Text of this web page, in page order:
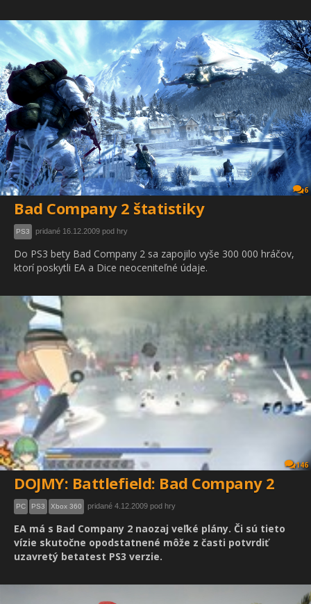
6
Bad Company 2 štatistiky
PS3 pridané 16.12.2009 pod hry
Do PS3 bety Bad Company 2 sa zapojilo vyše 300 000 hráčov,
ktorí poskytli EA a Dice neoceniteľné údaje.
146
DOJMY: Battlefield: Bad Company 2
PC PS3 Xbox 360 pridané 4.12.2009 pod hry
EA má s Bad Company 2 naozaj veľké plány. Či sú tieto
vízie skutočne opodstatnené môže z časti potvrdiť
uzavretý betatest PS3 verzie.